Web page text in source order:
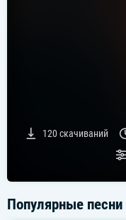
120скачиваний
Популярные песни